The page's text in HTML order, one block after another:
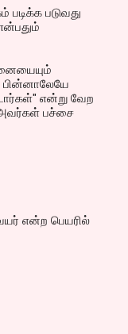
படிக்க படுவது
பின்னாலேயே
என்று வேற
அவர்கள் பச்சை
என்ற பெயரில்